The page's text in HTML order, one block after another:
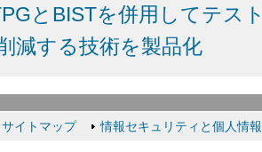
とBISTを併用してテス
減する技術を製品化
サイトマップ 情報セキュリティと個人情